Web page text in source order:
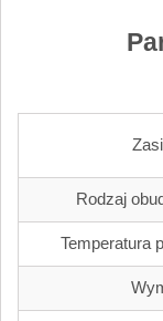
Rodzaj
Temperatura